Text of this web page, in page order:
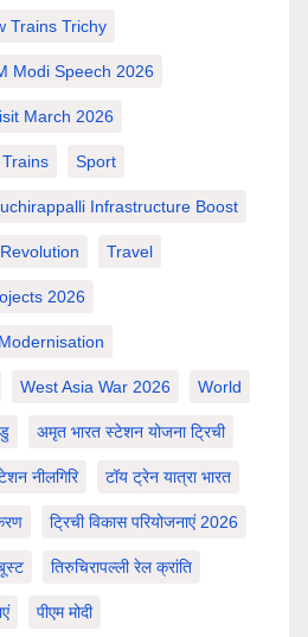
Trains Trichy
Modi Speech 2026
March 2026
Sport
Infrastructure Boost
Travel
2026
West Asia War 2026 World
अमृत भारत स्टेशन योजना ट्रिची
नीलगिरि टॉय ट्रेन यात्रा भारत
ट्रिची विकास परियोजनाएं 2026
तिरुचिरापल्ली रेल क्रांति
पीएम मोदी